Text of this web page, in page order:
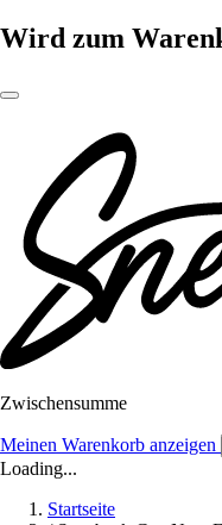
Wird zum
Zwischensumme
Meinen Warenkorb anzeigen
Loading...
Startseite